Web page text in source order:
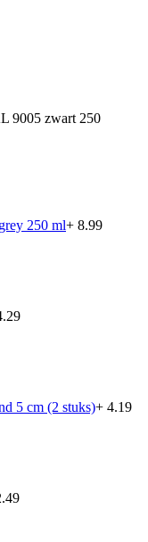
9005 zwart 250
250 ml+ 8.99
5 cm (2 stuks)+ 4.19